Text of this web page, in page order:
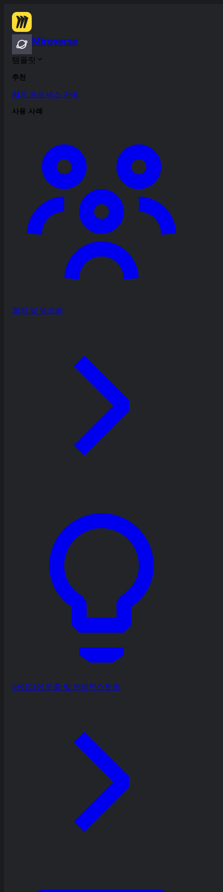
Miroverse
템플릿
추천
AI로 프로세스 가속
사용 사례
회의 및 워크숍
아이디어 도출 및 브레인스토밍